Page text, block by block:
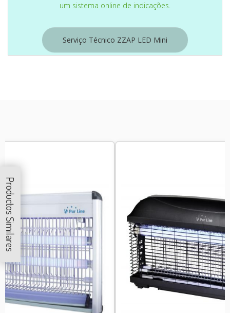
um sistema online de indicações.
Serviço Técnico ZZAP LED Mini
Productos Similares